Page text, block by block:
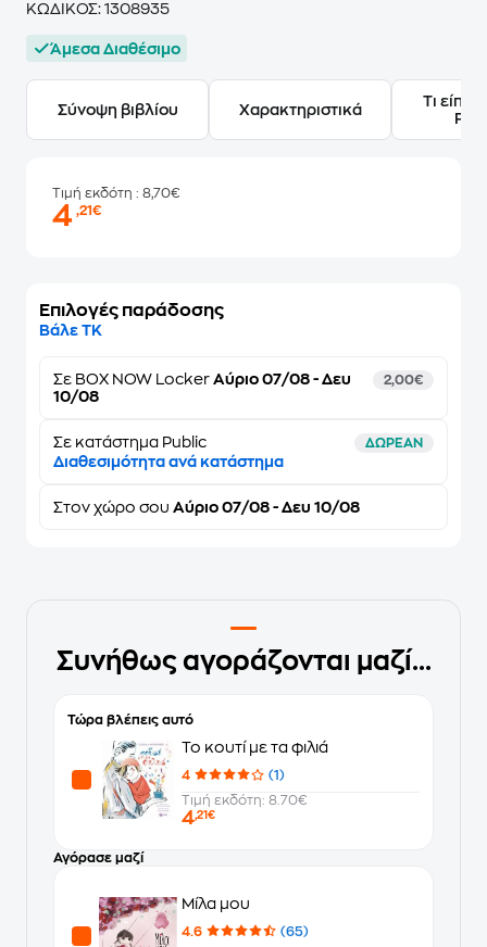
ΚΩΔΙΚΟΣ: 1308935
Άμεσα Διαθέσιμο
Σύνοψη βιβλίου Χαρακτηριστικά
Τι
Τιμή εκδότη : 8,70€
4,21€
Επιλογές παράδοσης
Βάλε ΤΚ
Σε BOX NOW Locker Αύριο 07/08 - Δευ
10/08
2,00€
Σε κατάστημα Public ΔΩΡΕΑΝ
Διαθεσιμότητα ανά κατάστημα
Στον χώρο σου Αύριο 07/08 - Δευ 10/08
Συνήθως αγοράζονται μαζί...
Τώρα βλέπεις αυτό
Το κουτί με τα φιλιά
4
(1)
Τιμή εκδότη: 8.70€
4,21€
Αγόρασε μαζί
Μίλα μου
4.6
(65)